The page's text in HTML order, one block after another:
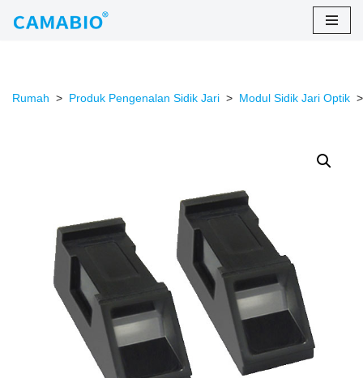
Rumah > Produk Pengenalan Sidik Jari > Modul Sidik Jari Optik >